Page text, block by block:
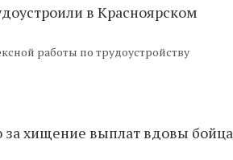
в Красноярском
работы по трудоустройству
за хищение выплат вдовы бойца